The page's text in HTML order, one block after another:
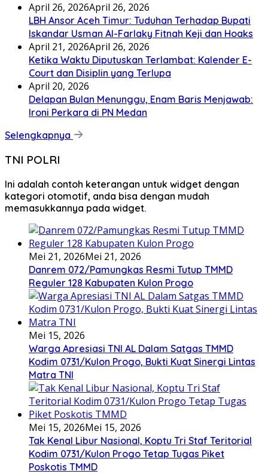
April 26, 2026April 26, 2026
LBH Ansor Aceh Timur: Tuduhan Terhadap Bupati
Iskandar Usman Al-Farlaky Fitnah Keji dan Hoaks
April 21, 2026April 26, 2026
Ketika Waktu Diputuskan Terlambat: Kalender E-
Court dan Disiplin yang Terlupa
April 20, 2026
Delapan Bulan Menunggu, Enam Baris Menjawab:
Ironi Perkara di PN Medan
Selengkapnya
TNI POLRI
Ini adalah contoh keterangan untuk widget dengan
kategori otomotif, anda bisa dengan mudah
memasukkannya pada widget.
Mei 21, 2026Mei 21, 2026
Danrem 072/Pamungkas Resmi Tutup TMMD
Reguler 128 Kabupaten Kulon Progo
Mei 15, 2026
Warga Apresiasi TNI AL Dalam Satgas TMMD
Kodim 0731/Kulon Progo, Bukti Kuat Sinergi Lintas
Matra TNI
Mei 15, 2026Mei 15, 2026
Tak Kenal Libur Nasional, Koptu Tri Staf Teritorial
Kodim 0731/Kulon Progo Tetap Tugas Piket
Poskotis TMMD